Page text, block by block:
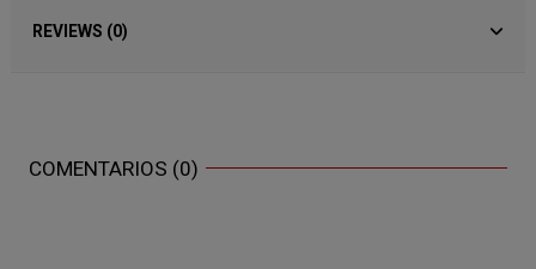
REVIEWS (0)
COMENTARIOS (0)